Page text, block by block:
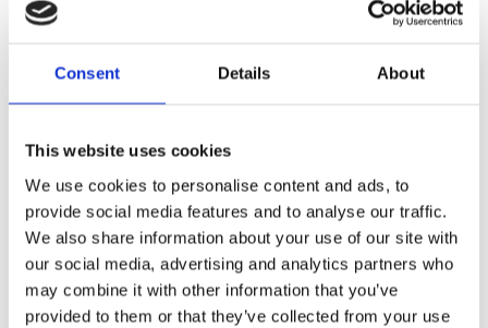
Consent Details About
This website uses cookies
We use cookies to personalise content and ads, to
provide social media features and to analyse our traffic.
We also share information about your use of our site with
our social media, advertising and analytics partners who
may combine it with other information that you’ve
provided to them or that they’ve collected from your use
Artikelnr
TAD110
Ge ett omdöme!
Long Range Tank för Ford Ranger & Mazda BT50
Plasttank
140L Diesel